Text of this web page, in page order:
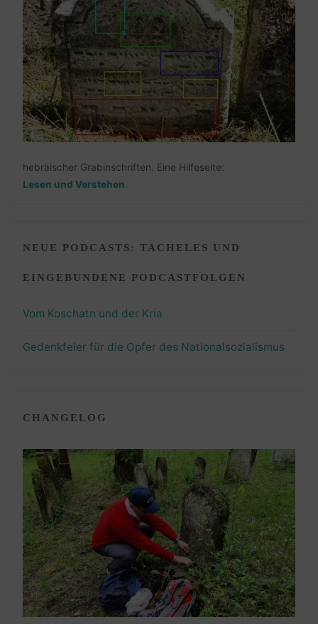
hebräischer Grabinschriften. Eine Hilfeseite:
Lesen und Verstehen.
NEUE PODCASTS: TACHELES UND
EINGEBUNDENE PODCASTFOLGEN
Vom Koschatn und der Kria
Gedenkfeier für die Opfer des Nationalsozialismus
CHANGELOG